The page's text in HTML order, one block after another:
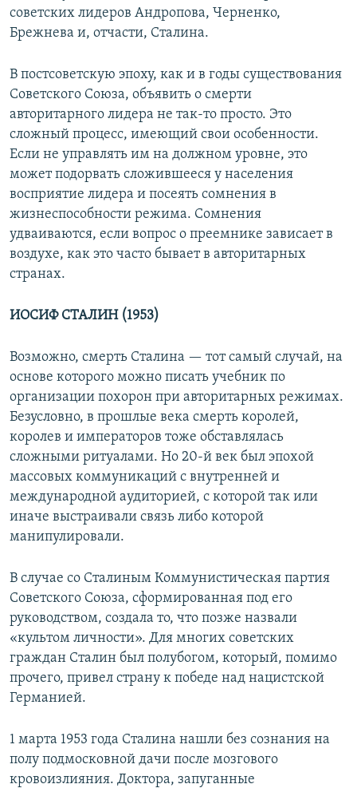
советских лидеров Андропова, Черненко,
Брежнева и, отчасти, Сталина.
В постсоветскую эпоху, как и в годы существования
Советского Союза, объявить о смерти
авторитарного лидера не так-то просто. Это
сложный процесс, имеющий свои особенности.
Если не управлять им на должном уровне, это
может подорвать сложившееся у населения
восприятие лидера и посеять сомнения в
жизнеспособности режима. Сомнения
удваиваются, если вопрос о преемнике зависает в
воздухе, как это часто бывает в авторитарных
странах.
ИОСИФ СТАЛИН (1953)
Возможно, смерть Сталина — тот самый случай, на
основе которого можно писать учебник по
организации похорон при авторитарных режимах.
Безусловно, в прошлые века смерть королей,
королев и императоров тоже обставлялась
сложными ритуалами. Но 20-й век был эпохой
массовых коммуникаций с внутренней и
международной аудиторией, с которой так или
иначе выстраивали связь либо которой
манипулировали.
В случае со Сталиным Коммунистическая партия
Советского Союза, сформированная под его
руководством, создала то, что позже назвали
«культом личности». Для многих советских
граждан Сталин был полубогом, который, помимо
прочего, привел страну к победе над нацистской
Германией.
1 марта 1953 года Сталина нашли без сознания на
полу подмосковной дачи после мозгового
кровоизлияния. Доктора, запуганные